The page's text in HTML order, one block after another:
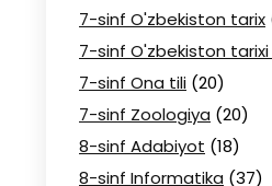
7-sinf O'zbekiston tarix
7-sinf O'zbekiston tarixi
7-sinf Ona tili (20)
7-sinf Zoologiya (20)
8-sinf Adabiyot (18)
8-sinf Informatika (37)